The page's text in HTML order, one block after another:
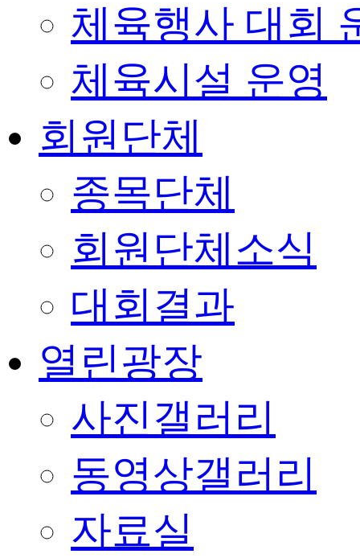
체육행사 대회
체육시설 운영
회원단체
종목단체
회원단체소식
대회결과
열린광장
사진갤러리
동영상갤러리
자료실